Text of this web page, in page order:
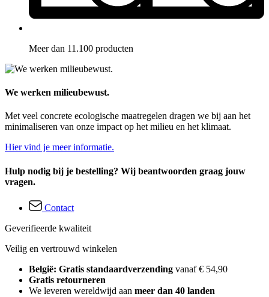
Meer dan 11.100 producten
We werken milieubewust.
Met veel concrete ecologische maatregelen dragen we bij aan het
minimaliseren van onze impact op het milieu en het klimaat.
Hier vind je meer informatie.
Hulp nodig bij je bestelling? Wij beantwoorden graag jouw
vragen.
Contact
Geverifieerde kwaliteit
Veilig en vertrouwd winkelen
België: Gratis standaardverzending vanaf € 54,90
Gratis retourneren
We leveren wereldwijd aan meer dan 40 landen